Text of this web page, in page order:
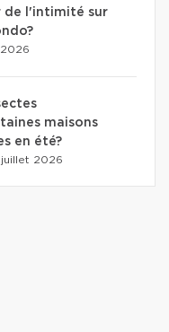
de l'intimité sur
maisons
en été?
2026